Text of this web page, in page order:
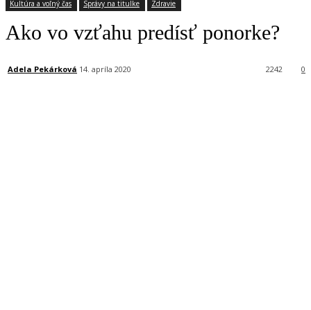
Kultúra a voľný čas Správy na titulke Zdravie
Ako vo vzťahu predísť ponorke?
Adela Pekárková 14. apríla 2020 0
2242